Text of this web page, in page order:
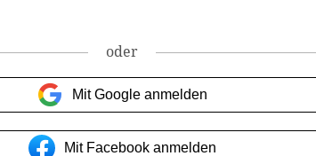
oder
Mit Google anmelden
Mit Facebook anmelden